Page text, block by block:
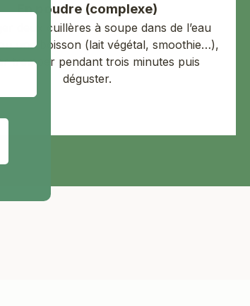
En poudre (complexe)
deux cuillères à soupe dans de l’eau
une boisson (lait végétal, smoothie…),
tremper pendant trois minutes puis
déguster.